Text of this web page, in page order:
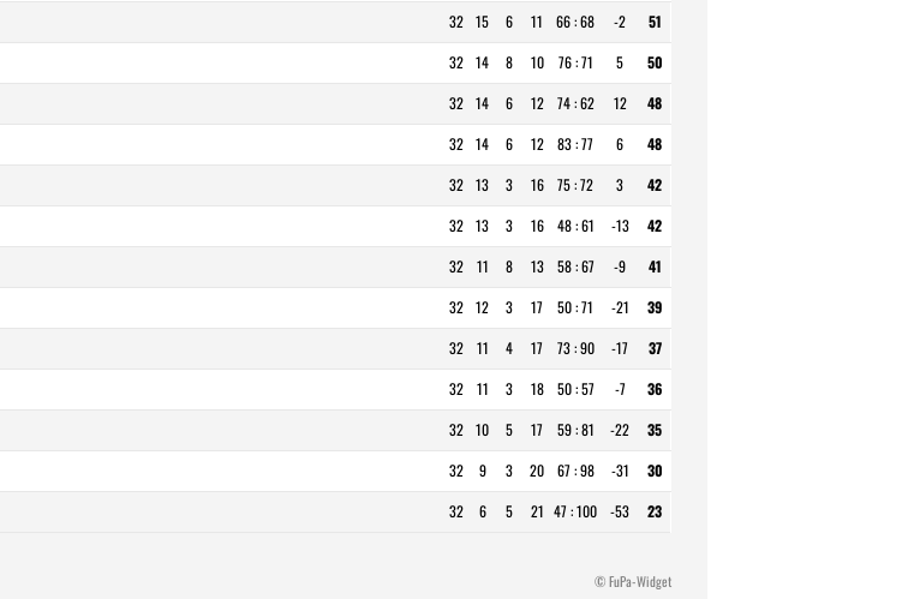
32 15 6 11 66 : 68 -2
51
32 14 8 10 76 : 71 5
50
32 14 6 12 74 : 62 12
48
32 14 6 12 83 : 77 6
48
32 13 3 16 75 : 72 3
42
32 13 3 16 48 : 61 -13
42
32 11 8 13 58 : 67 -9
41
32 12 3 17 50 : 71 -21
39
32 11 4 17 73 : 90 -17
37
32 11 3 18 50 : 57 -7
36
32 10 5 17 59 : 81 -22
35
32 9 3 20 67 : 98 -31
30
32 6 5 21 47 : 100 -53 23
© FuPa-Widget